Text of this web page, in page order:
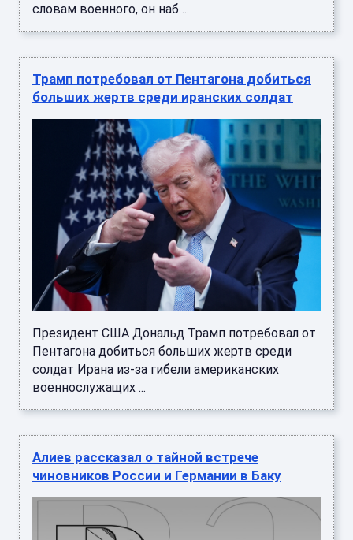
словам военного, он наб ...
Трамп потребовал от Пентагона добиться
больших жертв среди иранских солдат
Президент США Дональд Трамп потребовал от
Пентагона добиться больших жертв среди
солдат Ирана из-за гибели американских
военнослужащих ...
Алиев рассказал о тайной встрече
чиновников России и Германии в Баку